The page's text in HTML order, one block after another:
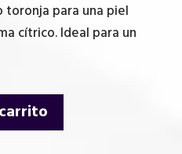
para una piel
cítrico. Ideal para un